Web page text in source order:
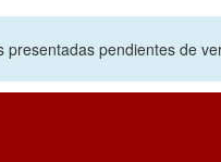
pendientes de